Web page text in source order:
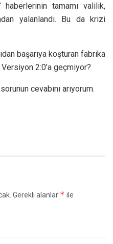
haberlerinin tamamı valilik,
yalanlandı. Bu da krizi
başarıya koşturan fabrika
2:0’a geçmiyor?
cevabını arıyorum.
Gerekli alanlar * ile